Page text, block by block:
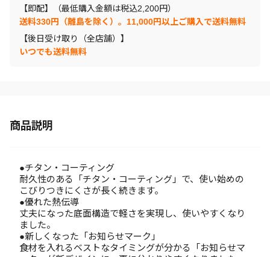
【即配】（最低購入金額は税込2,200円）
送料330円（離島を除く）。11,000円以上ご購入で送料無料
【後日受け取り（全店舗）】
いつでも送料無料
商品説明
●チタン・コーティング
耐久性のある「チタン・コーティング」で、使い始めの
こびりつきにくさが長く続きます。
●優れた熱伝導
丈夫になった底面構造で軽さを実現し、使いやすくなり
ました。
●新しくなった「お知らせマーク」
食材を入れるベストなタイミングが分かる「お知らせマ